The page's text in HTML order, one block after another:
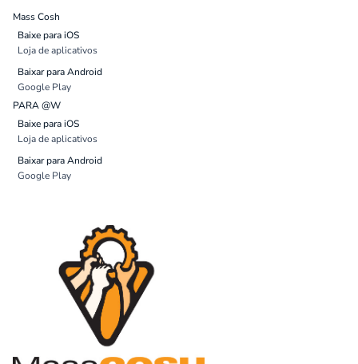
Mass Cosh
Baixe para iOS
Loja de aplicativos
Baixar para Android
Google Play
PARA @W
Baixe para iOS
Loja de aplicativos
Baixar para Android
Google Play